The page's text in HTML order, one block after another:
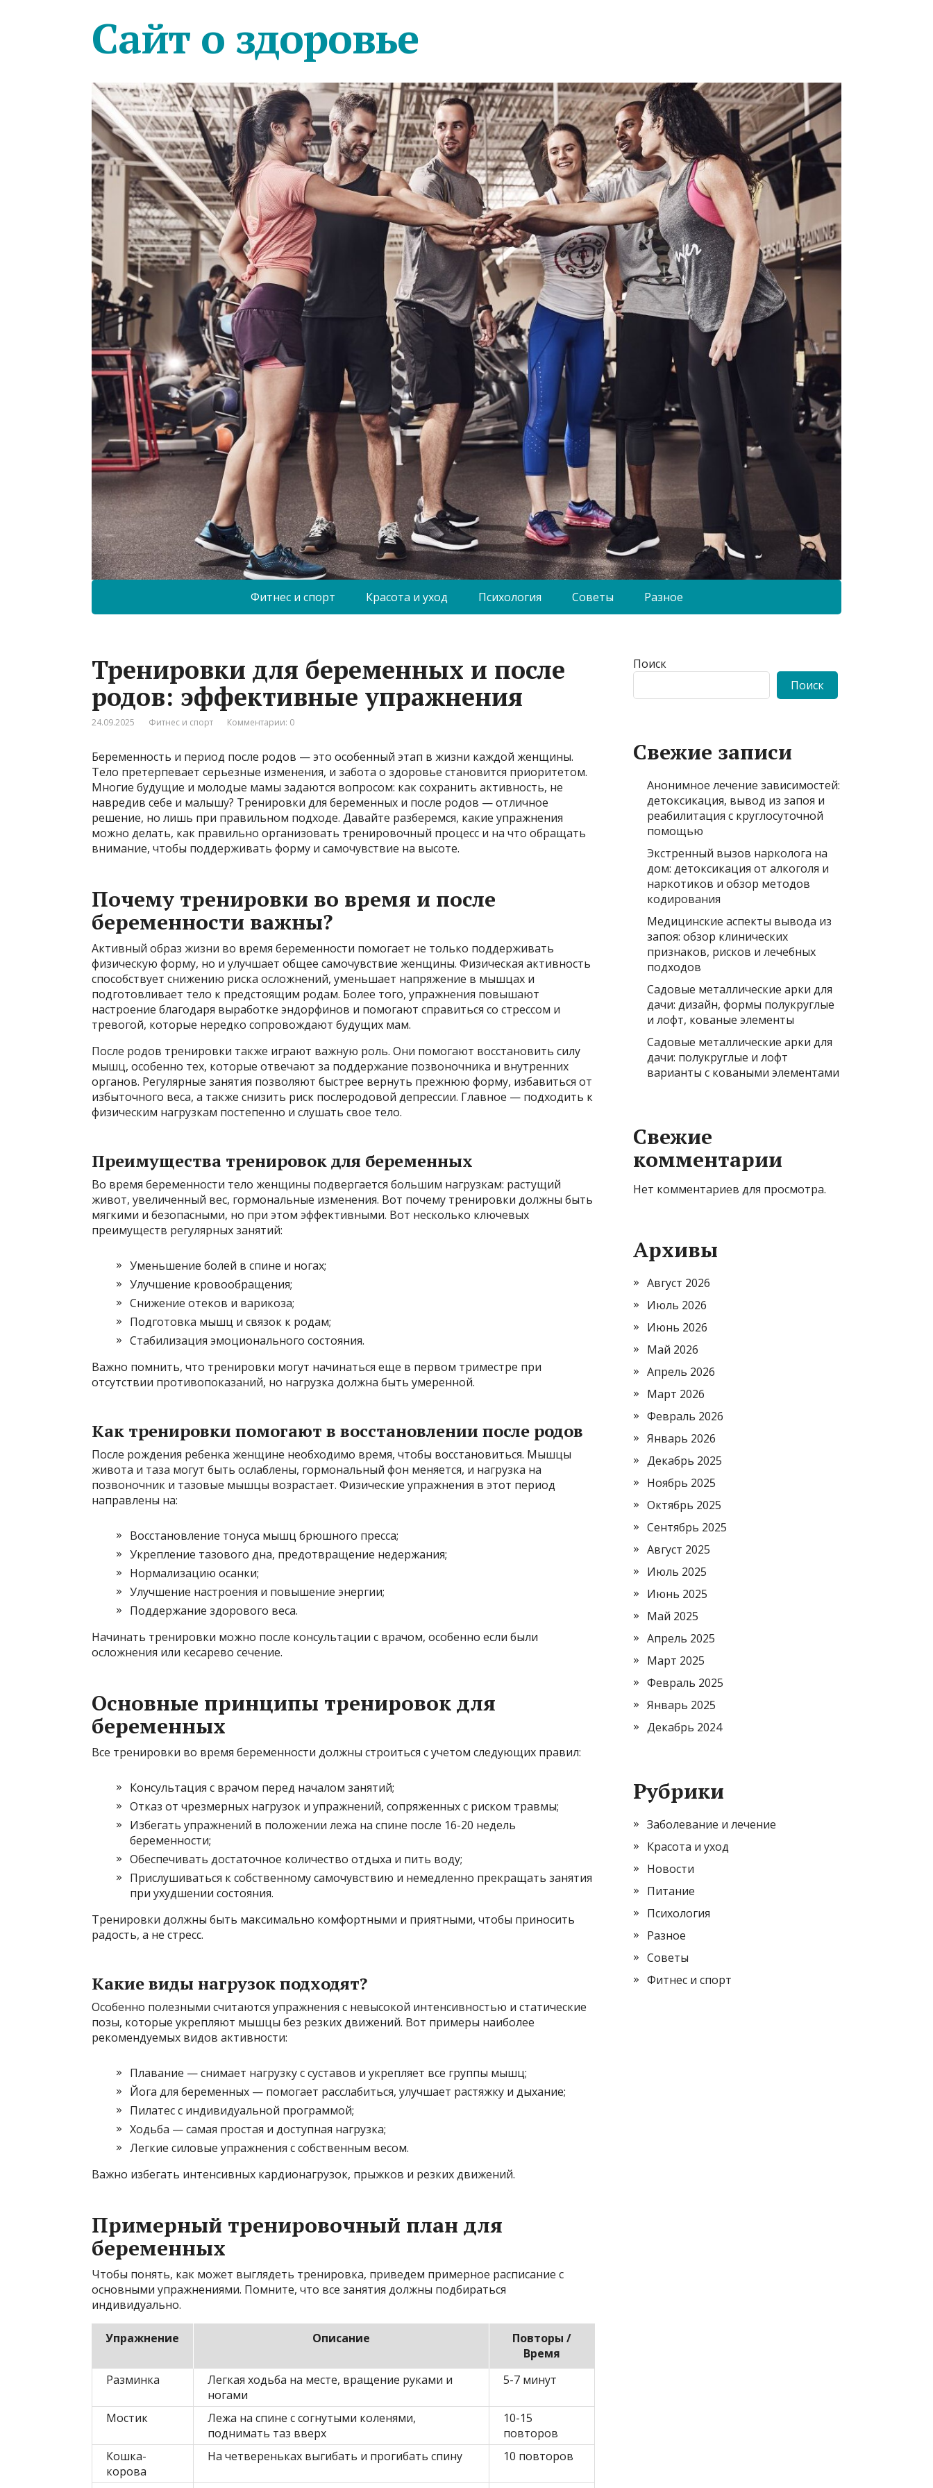
Сайт о здоровье
Фитнес и спорт Красота и уход Психология Советы Разное
Тренировки для беременных и после
родов: эффективные упражнения
24.09.2025 Фитнес и спорт Комментарии: 0
Беременность и период после родов — это особенный этап в жизни каждой женщины.
Тело претерпевает серьезные изменения, и забота о здоровье становится приоритетом.
Многие будущие и молодые мамы задаются вопросом: как сохранить активность, не
навредив себе и малышу? Тренировки для беременных и после родов — отличное
решение, но лишь при правильном подходе. Давайте разберемся, какие упражнения
можно делать, как правильно организовать тренировочный процесс и на что обращать
внимание, чтобы поддерживать форму и самочувствие на высоте.
Почему тренировки во время и после
беременности важны?
Активный образ жизни во время беременности помогает не только поддерживать
физическую форму, но и улучшает общее самочувствие женщины. Физическая активность
способствует снижению риска осложнений, уменьшает напряжение в мышцах и
подготовливает тело к предстоящим родам. Более того, упражнения повышают
настроение благодаря выработке эндорфинов и помогают справиться со стрессом и
тревогой, которые нередко сопровождают будущих мам.
После родов тренировки также играют важную роль. Они помогают восстановить силу
мышц, особенно тех, которые отвечают за поддержание позвоночника и внутренних
органов. Регулярные занятия позволяют быстрее вернуть прежнюю форму, избавиться от
избыточного веса, а также снизить риск послеродовой депрессии. Главное — подходить к
физическим нагрузкам постепенно и слушать свое тело.
Преимущества тренировок для беременных
Во время беременности тело женщины подвергается большим нагрузкам: растущий
живот, увеличенный вес, гормональные изменения. Вот почему тренировки должны быть
мягкими и безопасными, но при этом эффективными. Вот несколько ключевых
преимуществ регулярных занятий:
Уменьшение болей в спине и ногах;
Улучшение кровообращения;
Снижение отеков и варикоза;
Подготовка мышц и связок к родам;
Стабилизация эмоционального состояния.
Важно помнить, что тренировки могут начинаться еще в первом триместре при
отсутствии противопоказаний, но нагрузка должна быть умеренной.
Как тренировки помогают в восстановлении после родов
После рождения ребенка женщине необходимо время, чтобы восстановиться. Мышцы
живота и таза могут быть ослаблены, гормональный фон меняется, и нагрузка на
позвоночник и тазовые мышцы возрастает. Физические упражнения в этот период
направлены на:
Восстановление тонуса мышц брюшного пресса;
Укрепление тазового дна, предотвращение недержания;
Нормализацию осанки;
Улучшение настроения и повышение энергии;
Поддержание здорового веса.
Начинать тренировки можно после консультации с врачом, особенно если были
осложнения или кесарево сечение.
Основные принципы тренировок для
беременных
Все тренировки во время беременности должны строиться с учетом следующих правил:
Консультация с врачом перед началом занятий;
Отказ от чрезмерных нагрузок и упражнений, сопряженных с риском травмы;
Избегать упражнений в положении лежа на спине после 16-20 недель
беременности;
Обеспечивать достаточное количество отдыха и пить воду;
Прислушиваться к собственному самочувствию и немедленно прекращать занятия
при ухудшении состояния.
Тренировки должны быть максимально комфортными и приятными, чтобы приносить
радость, а не стресс.
Какие виды нагрузок подходят?
Особенно полезными считаются упражнения с невысокой интенсивностью и статические
позы, которые укрепляют мышцы без резких движений. Вот примеры наиболее
рекомендуемых видов активности:
Плавание — снимает нагрузку с суставов и укрепляет все группы мышц;
Йога для беременных — помогает расслабиться, улучшает растяжку и дыхание;
Пилатес с индивидуальной программой;
Ходьба — самая простая и доступная нагрузка;
Легкие силовые упражнения с собственным весом.
Важно избегать интенсивных кардионагрузок, прыжков и резких движений.
Примерный тренировочный план для
беременных
Чтобы понять, как может выглядеть тренировка, приведем примерное расписание с
основными упражнениями. Помните, что все занятия должны подбираться
индивидуально.
Упражнение Описание
Повторы /
Время
Разминка
Легкая ходьба на месте, вращение руками и
ногами
5-7 минут
Мостик
Лежа на спине с согнутыми коленями,
поднимать таз вверх
10-15
повторов
Кошка-
корова
На четвереньках выгибать и прогибать спину 10 повторов
Поиск
Поиск
Свежие записи
Анонимное лечение зависимостей:
детоксикация, вывод из запоя и
реабилитация с круглосуточной
помощью
Экстренный вызов нарколога на
дом: детоксикация от алкоголя и
наркотиков и обзор методов
кодирования
Медицинские аспекты вывода из
запоя: обзор клинических
признаков, рисков и лечебных
подходов
Садовые металлические арки для
дачи: дизайн, формы полукруглые
и лофт, кованые элементы
Садовые металлические арки для
дачи: полукруглые и лофт
варианты с коваными элементами
Свежие
комментарии
Нет комментариев для просмотра.
Архивы
Август 2026
Июль 2026
Июнь 2026
Май 2026
Апрель 2026
Март 2026
Февраль 2026
Январь 2026
Декабрь 2025
Ноябрь 2025
Октябрь 2025
Сентябрь 2025
Август 2025
Июль 2025
Июнь 2025
Май 2025
Апрель 2025
Март 2025
Февраль 2025
Январь 2025
Декабрь 2024
Рубрики
Заболевание и лечение
Красота и уход
Новости
Питание
Психология
Разное
Советы
Фитнес и спорт